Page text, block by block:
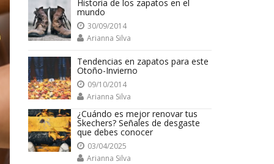
Historia de los zapatos en el
mundo
30/09/2014
Arianna Silva
Tendencias en zapatos para este
Otoño-Invierno
09/10/2014
Arianna Silva
¿Cuándo es mejor renovar tus
Skechers? Señales de desgaste
que debes conocer
03/04/2025
Arianna Silva